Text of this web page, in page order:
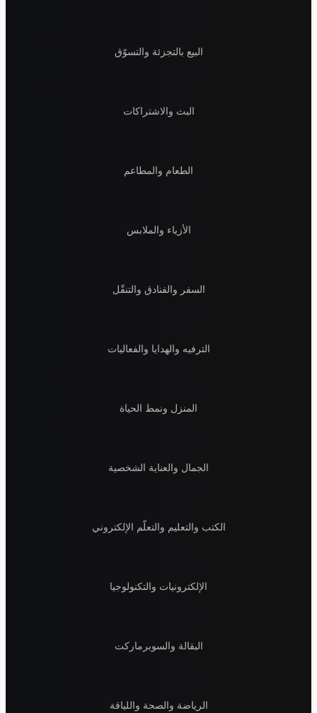
البيع بالتجزئة والتسوّق
البث والاشتراكات
الطعام والمطاعم
الأزياء والملابس
السفر والفنادق والتنقّل
الترفيه والهدايا والفعاليات
المنزل ونمط الحياة
الجمال والعناية الشخصية
الكتب والتعليم والتعلّم الإلكتروني
الإلكترونيات والتكنولوجيا
البقالة والسوبرماركت
الرياضة والصحة واللياقة